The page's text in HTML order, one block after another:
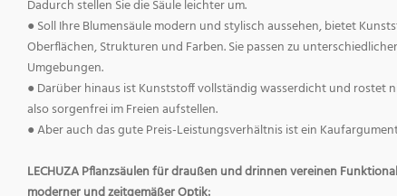
Dadurch stellen Sie die Säule leichter um.
● Soll Ihre Blumensäule modern und stylisch aussehen, bietet
Oberflächen, Strukturen und Farben. Sie passen zu
Umgebungen.
● Darüber hinaus ist Kunststoff vollständig wasserdicht und rostet
also sorgenfrei im Freien aufstellen.
● Aber auch das gute Preis-Leistungsverhältnis ist ein
LECHUZA Pflanzsäulen für draußen und drinnen vereinen